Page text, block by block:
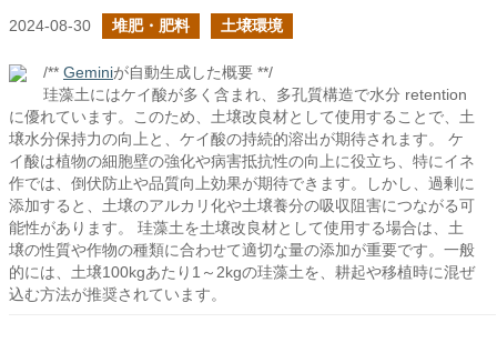
2024-08-30 堆肥・肥料 土壌環境
/** Geminiが自動生成した概要 **/
珪藻土にはケイ酸が多く含まれ、多孔質構造で水分 retention
に優れています。このため、土壌改良材として使用することで、土
壌水分保持力の向上と、ケイ酸の持続的溶出が期待されます。 ケ
イ酸は植物の細胞壁の強化や病害抵抗性の向上に役立ち、特にイネ
作では、倒伏防止や品質向上効果が期待できます。しかし、過剰に
添加すると、土壌のアルカリ化や土壌養分の吸収阻害につながる可
能性があります。 珪藻土を土壌改良材として使用する場合は、土
壌の性質や作物の種類に合わせて適切な量の添加が重要です。一般
的には、土壌100kgあたり1～2kgの珪藻土を、耕起や移植時に混ぜ
込む方法が推奨されています。